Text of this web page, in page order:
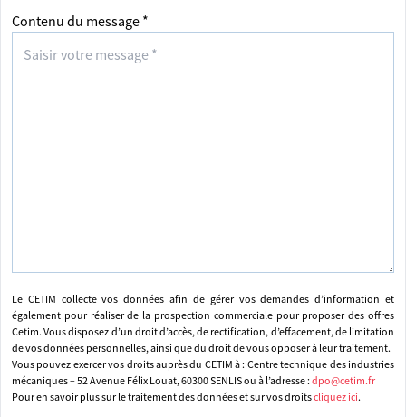
Contenu du message *
Le CETIM collecte vos données afin de gérer vos demandes d’information et
également pour réaliser de la prospection commerciale pour proposer des offres
Cetim. Vous disposez d’un droit d’accès, de rectification, d’effacement, de limitation
de vos données personnelles, ainsi que du droit de vous opposer à leur traitement.
Vous pouvez exercer vos droits auprès du CETIM à : Centre technique des industries
mécaniques – 52 Avenue Félix Louat, 60300 SENLIS ou à l’adresse : dpo@cetim.fr
Pour en savoir plus sur le traitement des données et sur vos droitscliquez ici.